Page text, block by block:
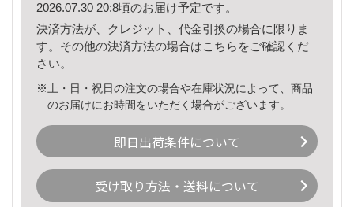
2026.07.30 20:8頃のお届け予定です。
決済方法が、クレジット、代金引換の場合に限りま
す。その他の決済方法の場合はこちら をご確認くだ
さい。
※土・日・祝日の注文の場合や在庫状況によって、商品
のお届けにお時間をいただく場合がございます。
即日出荷条件について
受け取り方法・送料について